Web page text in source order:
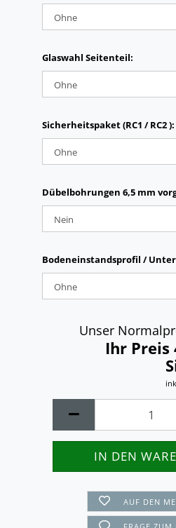
Glaswahl Seitenteil:
Sicherheitspaket (RC1 / RC2 ):
Dübelbohrungen 6,5 mm
Bodeneinstandsprofil /
Unser
Ihr Preis
AUF DEN